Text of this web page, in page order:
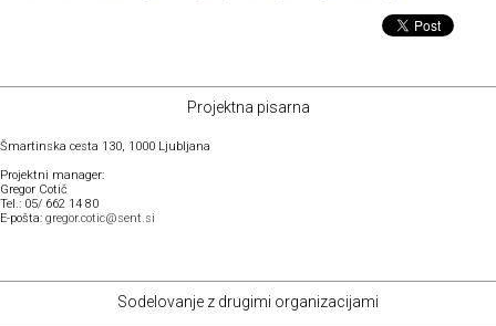
Projektna pisarna
Šmartinska cesta 130, 1000 Ljubljana
Projektni manager:
Gregor Cotič
Tel.: 05/ 662 14 80
E-pošta: gregor.cotic@sent.si
Sodelovanje z drugimi organizacijami